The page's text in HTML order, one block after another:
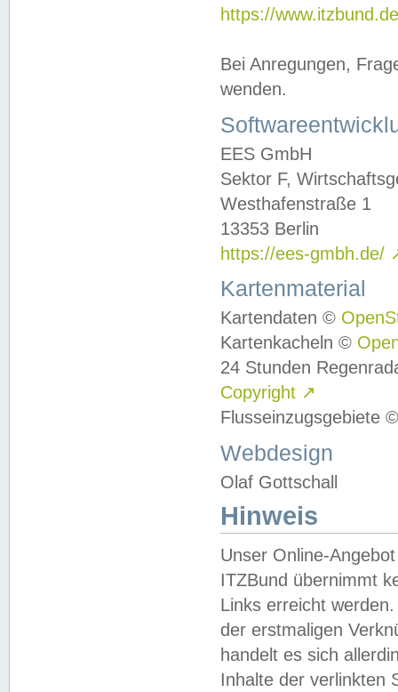
https://
Bei Anregungen,
wenden.
EES GmbH
Sektor F,
Westhafenstraße 1
13353 Berlin
https://ees-gmbh.de/
Kartenmaterial
Kartendaten ©
Kartenkacheln ©
24 Stunden
Copyright ↗
Flusseinzugsgebiete
Webdesign
Olaf Gottschall
Hinweis
Unser Online-
ITZBund übernimmt
Links erreicht
der erstmaligen
handelt es sich
Inhalte der verlinkten